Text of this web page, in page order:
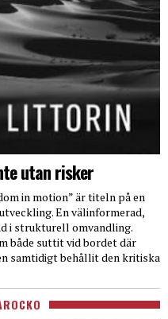
utan risker
in motion” är titeln på en
En välinformerad,
i strukturell omvandling.
både suttit vid bordet där
samtidigt behållit den kritiska